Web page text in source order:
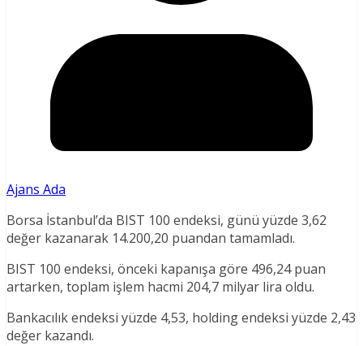
Ajans Ada
Borsa İstanbul’da BIST 100 endeksi, günü yüzde 3,62
değer kazanarak 14.200,20 puandan tamamladı.
BIST 100 endeksi, önceki kapanışa göre 496,24 puan
artarken, toplam işlem hacmi 204,7 milyar lira oldu.
Bankacılık endeksi yüzde 4,53, holding endeksi yüzde 2,43
değer kazandı.